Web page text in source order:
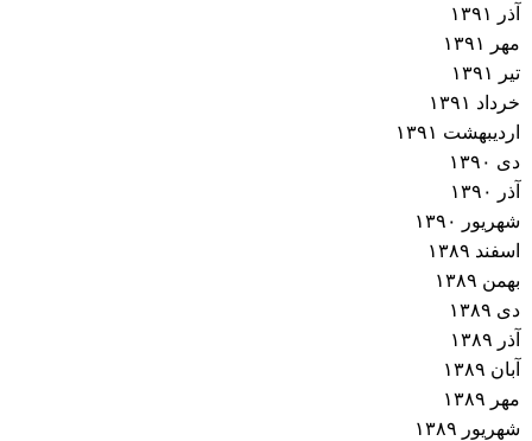
آذر ۱۳۹۱
مهر ۱۳۹۱
تیر ۱۳۹۱
خرداد ۱۳۹۱
اردیبهشت ۱۳۹۱
دی ۱۳۹۰
آذر ۱۳۹۰
شهریور ۱۳۹۰
اسفند ۱۳۸۹
بهمن ۱۳۸۹
دی ۱۳۸۹
آذر ۱۳۸۹
آبان ۱۳۸۹
مهر ۱۳۸۹
شهریور ۱۳۸۹